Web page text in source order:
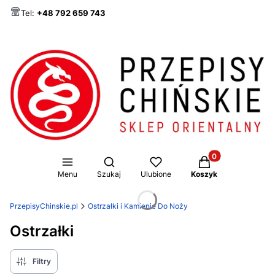
Tel: +48 792 659 743
Menu
Otwórz wyszukiwarkę
Szukaj Ulubione
Produkty w
Koszyk
PrzepisyChinskie.pl Ostrzałki i Kamienie Do Noży
Ostrzałki
Filtry